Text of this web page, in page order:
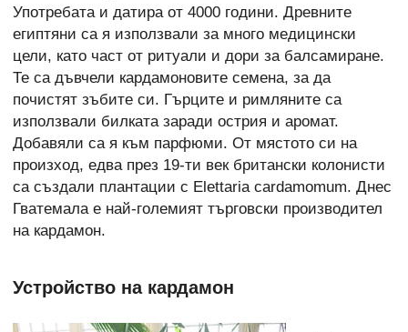
Употребата и датира от 4000 години. Древните
египтяни са я използвали за много медицински
цели, като част от ритуали и дори за балсамиране.
Те са дъвчели кардамоновите семена, за да
почистят зъбите си. Гърците и римляните са
използвали билката заради острия и аромат.
Добавяли са я към парфюми. От мястото си на
произход, едва през 19-ти век британски колонисти
са създали плантации с Elettaria cardamomum. Днес
Гватемала е най-големият търговски производител
на кардамон.
Устройство на кардамон